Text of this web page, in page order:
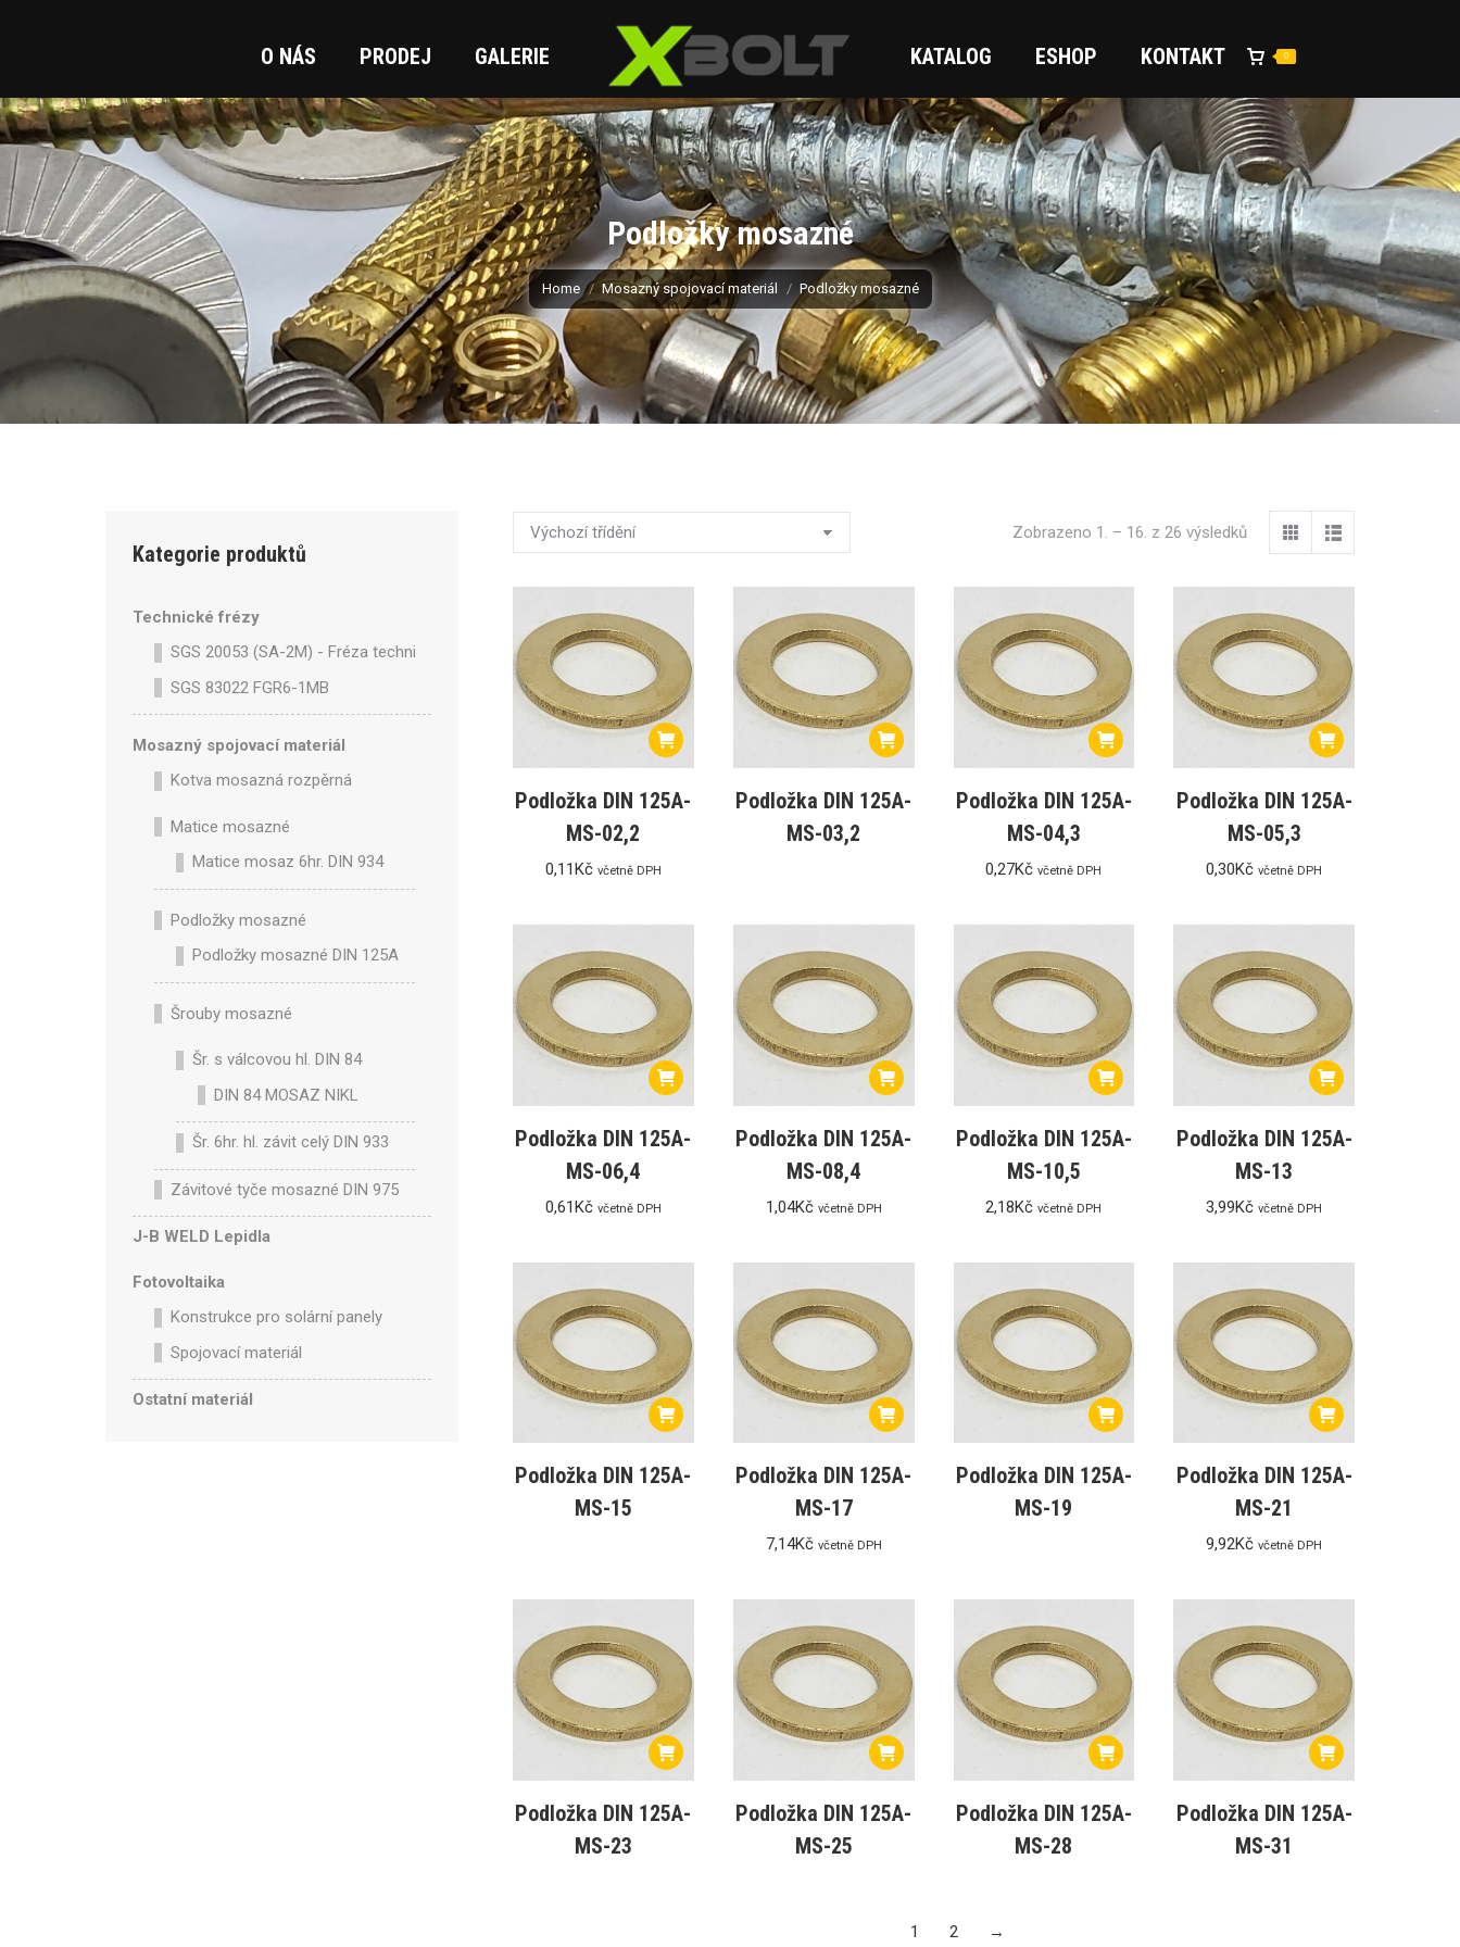
O NÁS PRODEJ GALERIE KATALOG ESHOP KONTAKT 0
Podložky mosazné
You are here:
Home Mosazný spojovací materiál Podložky mosazné
Zobrazeno 1. – 16. z 26 výsledků
Podložka DIN 125A-
MS-02,2
0,11Kč včetně DPH
Podložka DIN 125A-
MS-03,2
Podložka DIN 125A-
MS-04,3
0,27Kč včetně DPH
Podložka DIN 125A-
MS-05,3
0,30Kč včetně DPH
Podložka DIN 125A-
MS-06,4
0,61Kč včetně DPH
Podložka DIN 125A-
MS-08,4
1,04Kč včetně DPH
Podložka DIN 125A-
MS-10,5
2,18Kč včetně DPH
Podložka DIN 125A-
MS-13
3,99Kč včetně DPH
Podložka DIN 125A-
MS-15
Podložka DIN 125A-
MS-17
7,14Kč včetně DPH
Podložka DIN 125A-
MS-19
Podložka DIN 125A-
MS-21
9,92Kč včetně DPH
Podložka DIN 125A-
MS-23
Podložka DIN 125A-
MS-25
Podložka DIN 125A-
MS-28
Podložka DIN 125A-
MS-31
1 2 →
Kategorie produktů
Technické frézy
SGS 20053 (SA-2M) - Fréza technická SA-2M válcová pr. 8,0x19mm, stopka 6mm
SGS 83022 FGR6-1MB
Mosazný spojovací materiál
Kotva mosazná rozpěrná
Matice mosazné
Matice mosaz 6hr. DIN 934
Podložky mosazné
Podložky mosazné DIN 125A
Šrouby mosazné
Šr. s válcovou hl. DIN 84
DIN 84 MOSAZ NIKL
Šr. 6hr. hl. závit celý DIN 933
Závitové tyče mosazné DIN 975
J-B WELD Lepidla
Fotovoltaika
Konstrukce pro solární panely
Spojovací materiál
Ostatní materiál